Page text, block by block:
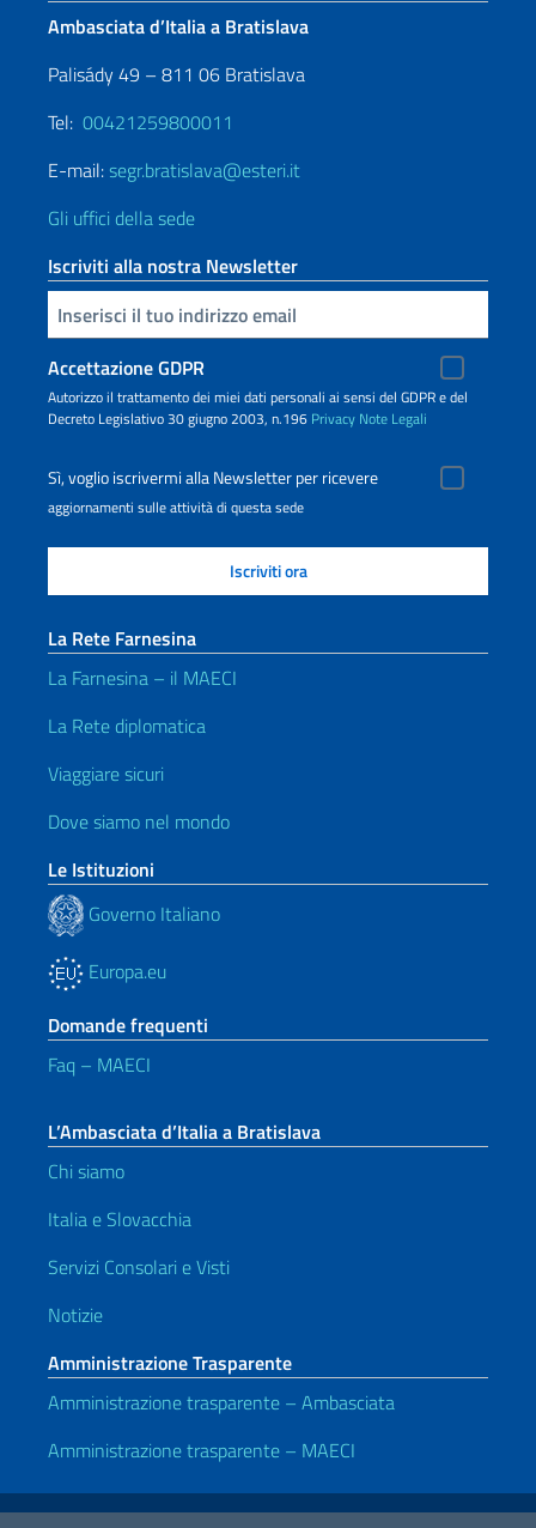
Ambasciata d’Italia a Bratislava
Palisády 49 – 811 06 Bratislava
Tel: 00421259800011
E-mail:segr.bratislava@esteri.it
Gli uffici della sede
Iscriviti alla nostra Newsletter
Inserisci la tua email
Accettazione GDPR
Autorizzo il trattamento dei miei dati personali ai sensi del GDPR e del
Decreto Legislativo 30 giugno 2003, n.196 Privacy Note Legali
Sì, voglio iscrivermi alla Newsletter per ricevere
aggiornamenti sulle attività di questa sede
La Rete Farnesina
La Farnesina – il MAECI
La Rete diplomatica
Viaggiare sicuri
Dove siamo nel mondo
Le Istituzioni
Governo Italiano
Europa.eu
Domande frequenti
Faq – MAECI
L’Ambasciata d’Italia a Bratislava
Chi siamo
Italia e Slovacchia
Servizi Consolari e Visti
Notizie
Amministrazione Trasparente
Amministrazione trasparente – Ambasciata
Amministrazione trasparente – MAECI
Link Utili